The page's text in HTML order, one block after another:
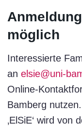
möglich
Interessierte
an elsie@uni-
Online-
Bamberg
‚ElSiE‘ wird von